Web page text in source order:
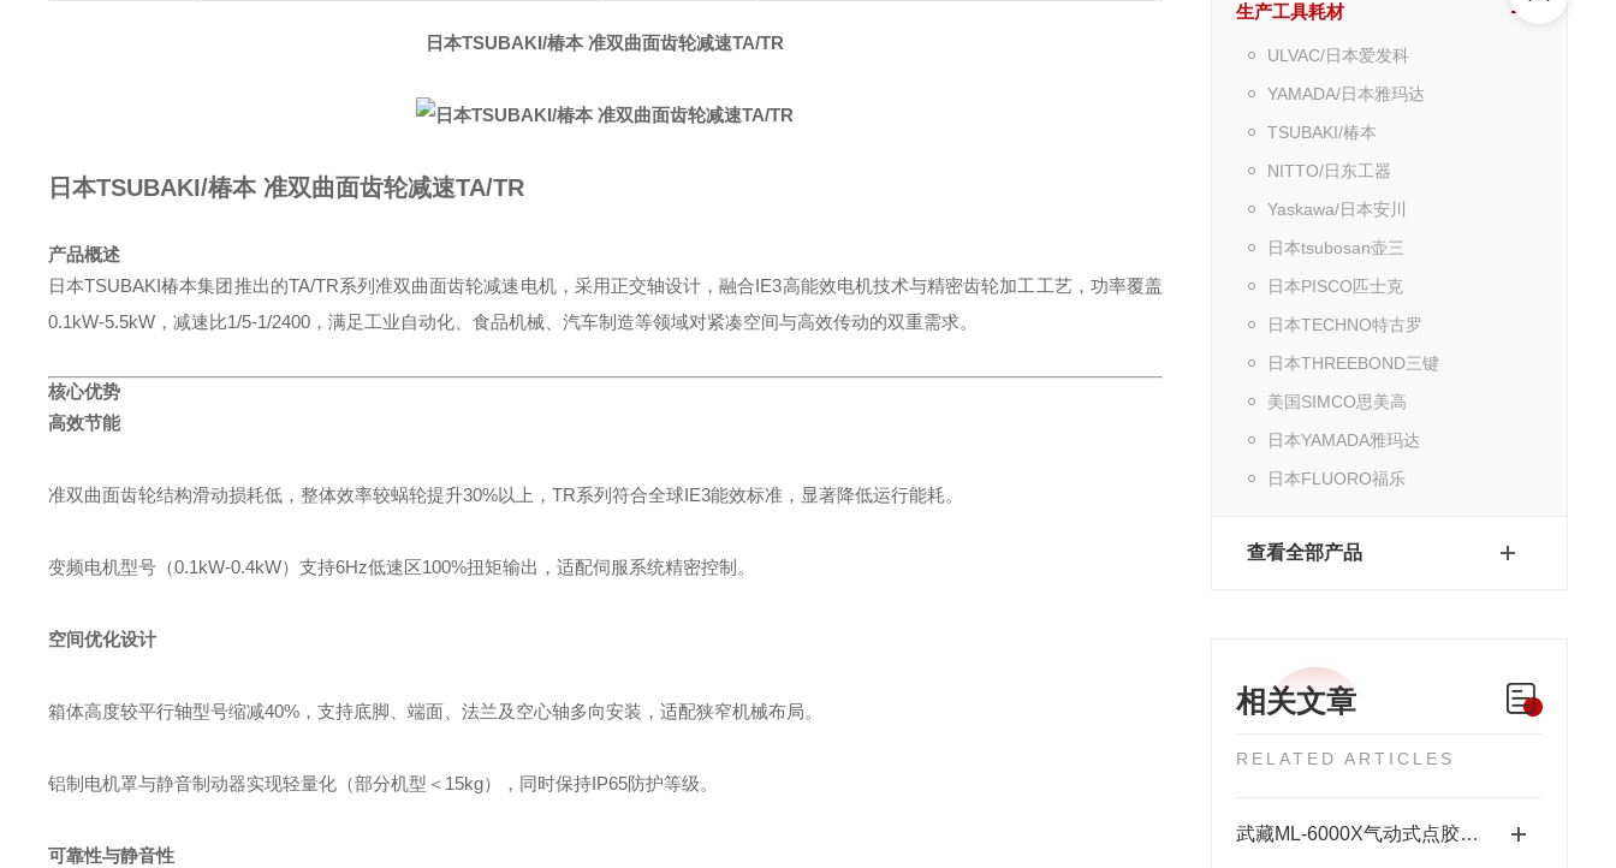
生产工具耗材
ULVAC/日本爱发科
YAMADA/日本雅玛达
TSUBAKI/椿本
NITTO/日东工器
Yaskawa/日本安川
日本tsubosan壶三
日本PISCO匹士克
日本TECHNO特古罗
日本THREEBOND三键
美国SIMCO思美高
日本YAMADA雅玛达
日本FLUORO福乐
查看全部产品
相关文章
RELATED ARTICLES
武藏ML-6000X气动式点胶机维护体系：从预防性保养到智能运维
日本TSUBAKI/椿本 准双曲面齿轮减速TA/TR
日本TSUBAKI/椿本 准双曲面齿轮减速TA/TR
产品概述
日本TSUBAKI椿本集团推出的TA/TR系列准双曲面齿轮减速电机，采用正交轴设计，融合IE3高能效电机技术与精密齿轮加工工艺，功率覆盖
0.1kW-5.5kW，减速比1/5-1/2400，满足工业自动化、食品机械、汽车制造等领域对紧凑空间与高效传动的双重需求。
核心优势
高效节能
准双曲面齿轮结构滑动损耗低，整体效率较蜗轮提升30%以上，TR系列符合全球IE3能效标准，显著降低运行能耗。
变频电机型号（0.1kW-0.4kW）支持6Hz低速区100%扭矩输出，适配伺服系统精密控制。
空间优化设计
箱体高度较平行轴型号缩减40%，支持底脚、端面、法兰及空心轴多向安装，适配狭窄机械布局。
铝制电机罩与静音制动器实现轻量化（部分机型＜15kg），同时保持IP65防护等级。
可靠性与静音性